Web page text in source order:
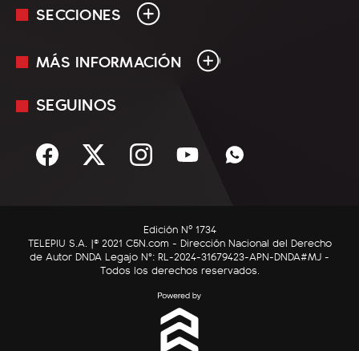
SECCIONES
En Vivo
Sociedad
C5N Autos
RatingCero
MÁS INFORMACIÓN
Mediakit
Términos y condiciones
SEGUINOS
Edición Nº 1734
TELEPIU S.A. |© 2021 C5N.com - Dirección Nacional del Derecho
de Autor DNDA Legajo N°: RL-2024-31679423-APN-DNDA#MJ -
Todos los derechos reservados.